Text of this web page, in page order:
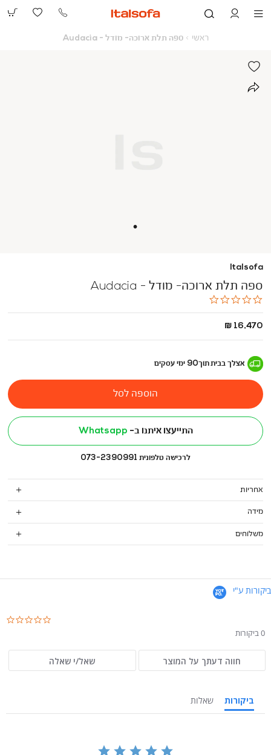
073-
ראשי ראשי
ספה תלת ארוכה- מודל - Audacia
Italsofa
ספה תלת ארוכה- מודל - Audacia
החל
16,470 ₪
אצלך בביתתוך90 ימי עסקים
הוספה לסל
התייעצו איתנו ב- Whatsapp
לרכישה טלפונית 073-2390991
אחריות
מידה
משלוחים
ביקורות ע"י
0 ביקורות
חווה דעתך על המוצר שאל/י שאלה
ביקורות שאלות